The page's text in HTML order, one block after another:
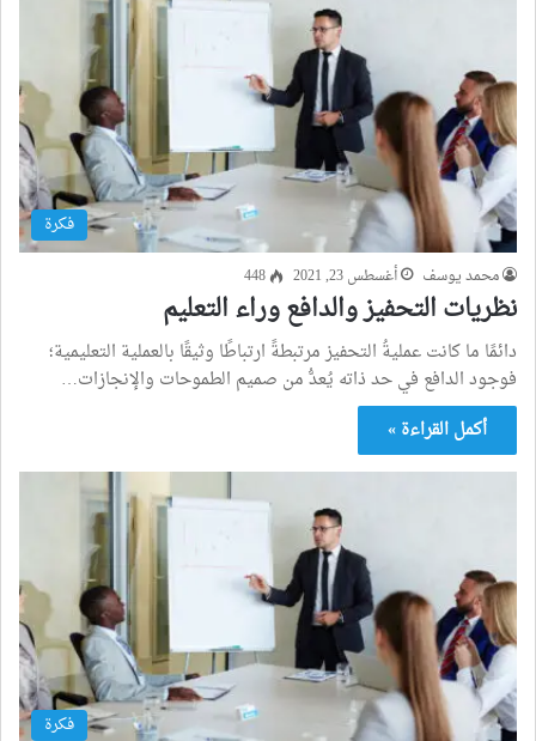
فكرة
محمد يوسف أغسطس 23, 2021 448
نظريات التحفيز والدافع وراء التعليم
دائمًا ما كانت عمليةُ التحفيز مرتبطةً ارتباطًا وثيقًا بالعملية التعليمية؛
فوجود الدافع في حد ذاته يُعدُّ من صميم الطموحات والإنجازات…
أكمل القراءة »
فكرة